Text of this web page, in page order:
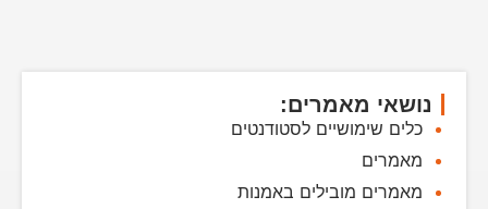
נושאי מאמרים:
כלים שימושיים לסטודנטים
מאמרים
מאמרים מובילים באמנות